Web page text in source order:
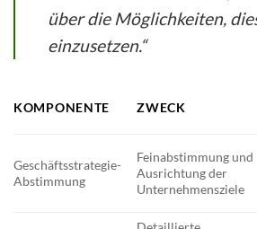
über die Möglichkeiten,
einzusetzen.“
KOMPONENTE ZWECK
Geschäftsstrategie-
Abstimmung
Feinabstimmung und
Ausrichtung der
Unternehmensziele